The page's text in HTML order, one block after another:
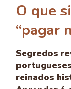
O que
“pagar
Segredos
reinados